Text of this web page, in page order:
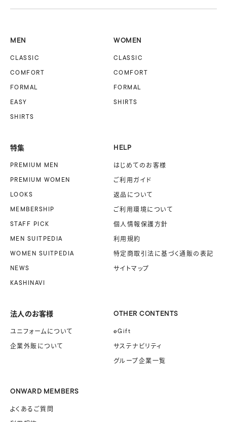
MEN
CLASSIC
COMFORT
FORMAL
EASY
SHIRTS
WOMEN
CLASSIC
COMFORT
FORMAL
SHIRTS
特集
PREMIUM MEN
PREMIUM WOMEN
LOOKS
MEMBERSHIP
STAFF PICK
MEN SUITPEDIA
WOMEN SUITPEDIA
NEWS
KASHINAVI
HELP
はじめてのお客様
ご利用ガイド
返品について
ご利用環境について
個人情報保護方針
利用規約
特定商取引法に基づく通販の表記
サイトマップ
法人のお客様
ユニフォームについて
企業外販について
OTHER CONTENTS
eGift
サステナビリティ
グループ企業一覧
ONWARD MEMBERS
よくあるご質問